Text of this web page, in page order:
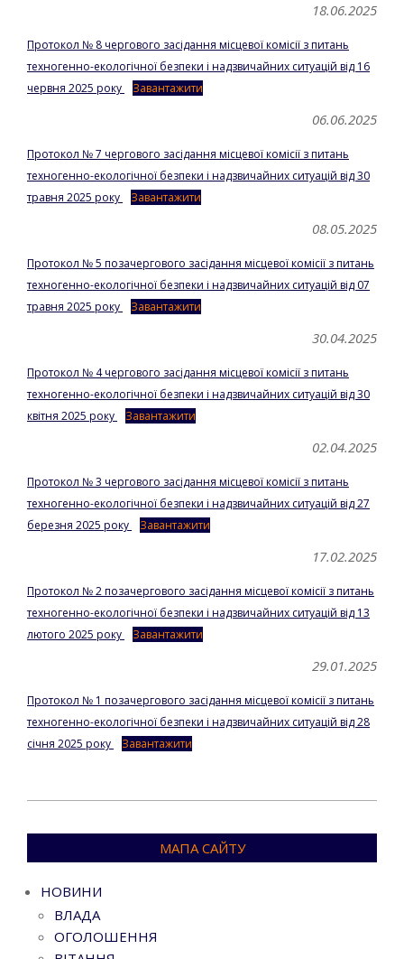
18.06.2025
Протокол № 8 чергового засідання місцевої комісії з питань
техногенно-екологічної безпеки і надзвичайних ситуацій від 16
червня 2025 року
Завантажити
06.06.2025
Протокол № 7 чергового засідання місцевої комісії з питань
техногенно-екологічної безпеки і надзвичайних ситуацій від 30
травня 2025 року
Завантажити
08.05.2025
Протокол № 5 позачергового засідання місцевої комісії з питань
техногенно-екологічної безпеки і надзвичайних ситуацій від 07
травня 2025 року
Завантажити
30.04.2025
Протокол № 4 чергового засідання місцевої комісії з питань
техногенно-екологічної безпеки і надзвичайних ситуацій від 30
квітня 2025 року
Завантажити
02.04.2025
Протокол № 3 чергового засідання місцевої комісії з питань
техногенно-екологічної безпеки і надзвичайних ситуацій від 27
березня 2025 року
Завантажити
17.02.2025
Протокол № 2 позачергового засідання місцевої комісії з питань
техногенно-екологічної безпеки і надзвичайних ситуацій від 13
лютого 2025 року
Завантажити
29.01.2025
Протокол № 1 позачергового засідання місцевої комісії з питань
техногенно-екологічної безпеки і надзвичайних ситуацій від 28
січня 2025 року
Завантажити
01-
МАПА САЙТУ
НОВИНИ
ВЛАДА
ОГОЛОШЕННЯ